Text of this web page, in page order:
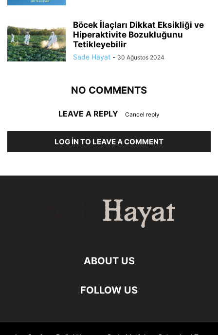
Böcek İlaçları Dikkat Eksikliği ve
Hiperaktivite Bozukluğunu
Tetikleyebilir
Sade Hayat - 30 Ağustos 2024
NO COMMENTS
LEAVE A REPLY Cancel reply
LOG IN TO LEAVE A COMMENT
ABOUT US
FOLLOW US